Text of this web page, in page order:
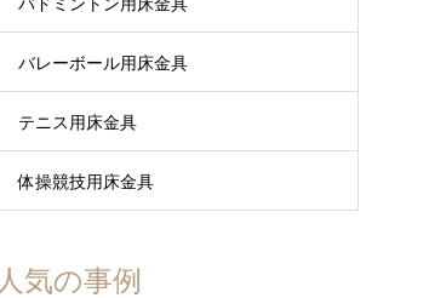
バレーボール用床金具
テニス用床金具
体操競技用床金具
人気の事例